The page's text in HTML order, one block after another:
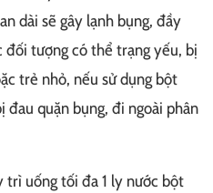
dài sẽ gây lạnh bụng, đầy
đối tượng có thể trạng yếu, bị
trẻ nhỏ, nếu sử dụng bột
đau quặn bụng, đi ngoài phân
trì uống tối đa 1 ly nước bột